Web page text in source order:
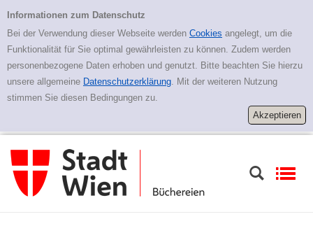
Erweiterte Suche
Informationen zum Datenschutz
Bei der Verwendung dieser Webseite werden Cookies angelegt, um die
Funktionalität für Sie optimal gewährleisten zu können. Zudem werden
personenbezogene Daten erhoben und genutzt. Bitte beachten Sie hierzu
unsere allgemeine Datenschutzerklärung. Mit der weiteren Nutzung
stimmen Sie diesen Bedingungen zu.